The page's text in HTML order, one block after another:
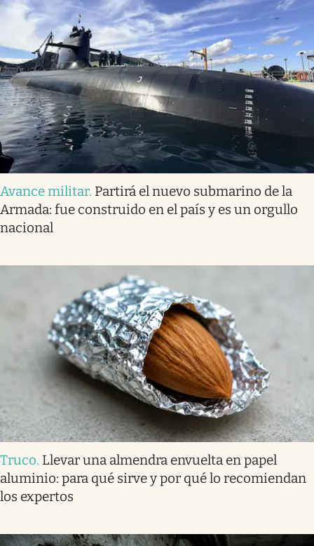
Avance militar. Partirá el nuevo submarino de la
Armada: fue construido en el país y es un orgullo
nacional
Truco. Llevar una almendra envuelta en papel
aluminio: para qué sirve y por qué lo recomiendan
los expertos